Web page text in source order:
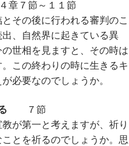
７節～１１節
その後に行われる審判のこ
、自然界に起きている異
世相を見ますと、その時は
この終わりの時に生きるキ
必要なのでしょうか。
７節
が第一と考えますが、祈り
とを祈るのでしょうか。思